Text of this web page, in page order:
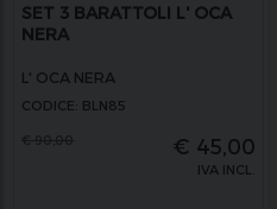
SET 3 BARATTOLI L' OCA
NERA
L' OCA NERA
CODICE: BLN85
€ 45,00
IVA INCL.